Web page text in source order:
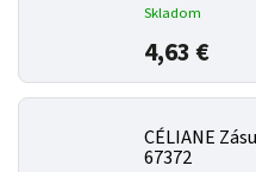
Skladom
4,63 €
CÉLIANE
67372